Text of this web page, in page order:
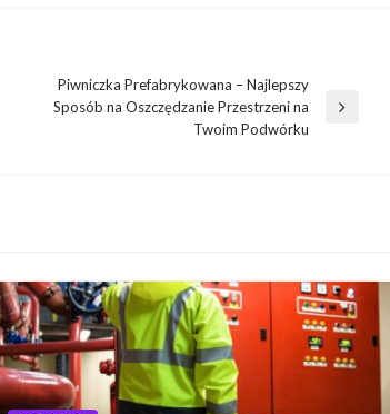
Następny
Piwniczka Prefabrykowana – Najlepszy
Sposób na Oszczędzanie Przestrzeni na
Twoim Podwórku